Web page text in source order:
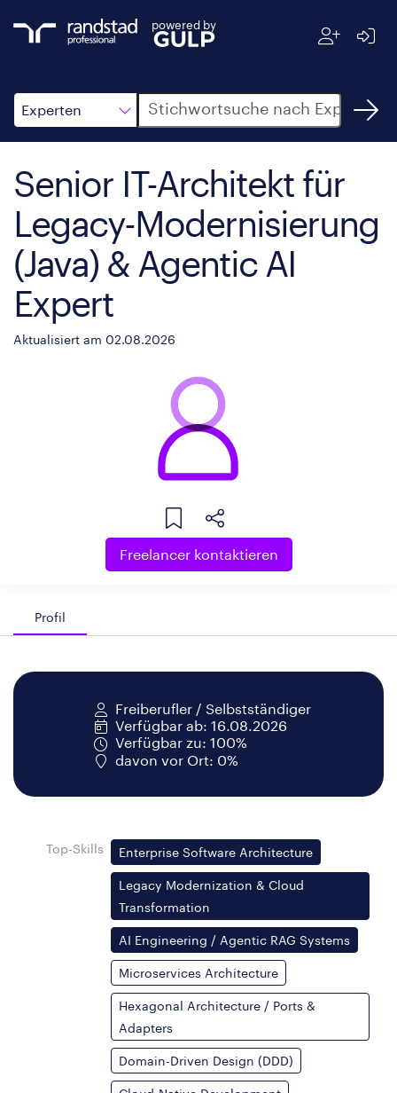
powered by
Experten
Suche
Senior IT-Architekt für
Legacy-Modernisierung
(Java) & Agentic AI
Expert
Aktualisiert am 02.08.2026
Freelancer kontaktieren
Profil
Freiberufler / Selbstständiger
Verfügbar ab: 16.08.2026
Verfügbar zu: 100%
davon vor Ort: 0%
Top-Skills Enterprise Software Architecture
Legacy Modernization & Cloud
Transformation
AI Engineering / Agentic RAG Systems
Microservices Architecture
Hexagonal Architecture / Ports &
Adapters
Domain-Driven Design (DDD)